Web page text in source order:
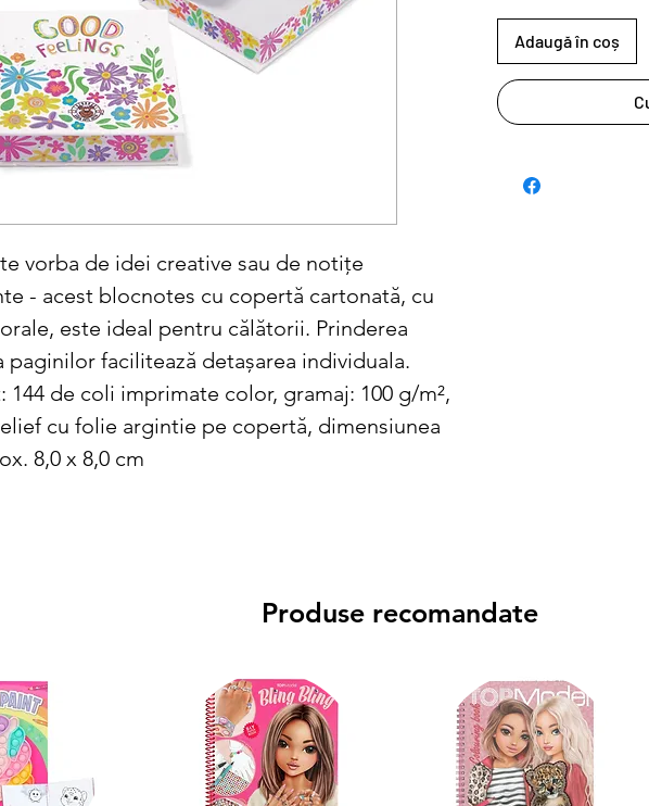
vorba de idei creative sau de notițe
- acest blocnotes cu copertă cartonată, cu
este ideal pentru călătorii. Prinderea
paginilor facilitează detașarea individuala.
144 de coli imprimate color, gramaj: 100 g/m²,
cu folie argintie pe copertă, dimensiunea
8,0 x 8,0 cm
Adaugă în coș
Produse recomandate